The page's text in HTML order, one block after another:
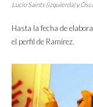
Lucio Saints (izquierda) y
Hasta la fecha de
el perfil de Ramírez.